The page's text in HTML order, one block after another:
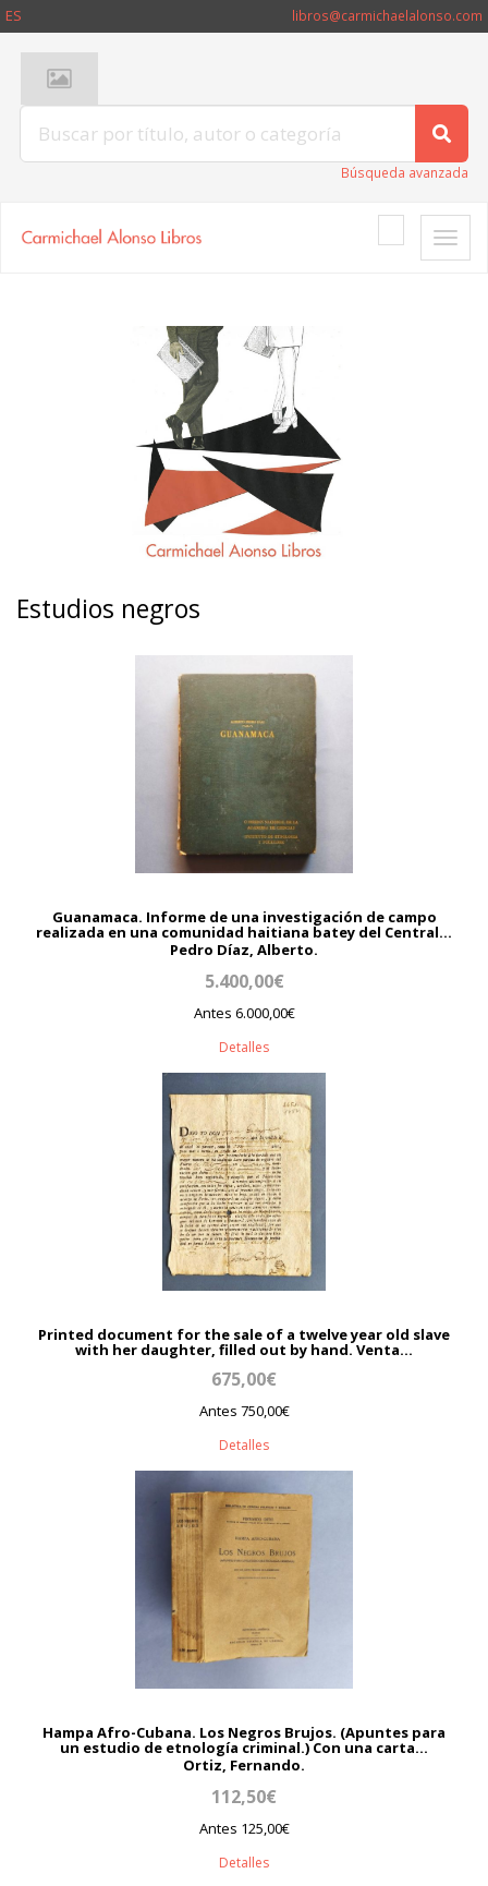
ES libros@carmichaelalonso.com
Búsqueda avanzada
Toggle
Estudios negros
Guanamaca. Informe de una investigación de campo
realizada en una comunidad haitiana batey del Central...
Pedro Díaz, Alberto.
5.400,00€
Antes 6.000,00€
Detalles
Printed document for the sale of a twelve year old slave
with her daughter, filled out by hand. Venta...
675,00€
Antes 750,00€
Detalles
Hampa Afro-Cubana. Los Negros Brujos. (Apuntes para
un estudio de etnología criminal.) Con una carta...
Ortiz, Fernando.
112,50€
Antes 125,00€
Detalles